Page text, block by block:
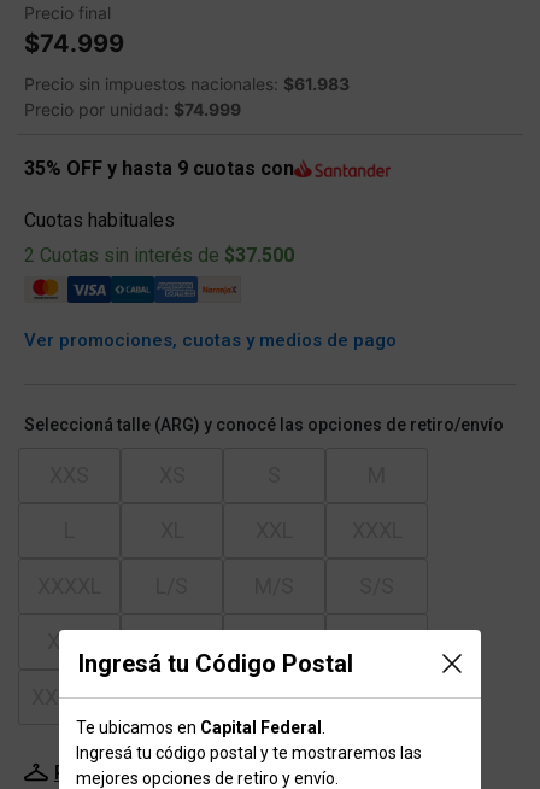
Ingresá tu Código Postal
Te ubicamos en Capital Federal
Ingresá tu código postal y te mostraremos las
mejores opciones de retiro y envío.
Precio final
$74.999
Precio sin impuestos nacionales: $61.983
Precio por unidad: $74.999
35% OFF y hasta 9 cuotas con
Cuotas habituales
2 Cuotas sin interés de $37.500
Ver promociones, cuotas y medios de pago
Seleccioná talle (ARG) y conocé las opciones de retiro/envío
XL/S
XXXXLS
Probador Virtual Tabla de talles